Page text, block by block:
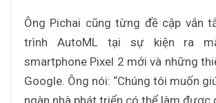
Ông Pichai cũng từng đề cập vắn
trình AutoML tại sự kiện ra
smartphone Pixel 2 mới và những
Google. Ông nói: “Chúng tôi muốn